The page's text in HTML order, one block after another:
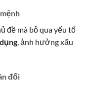
đề mà bỏ qua yếu tố
, ảnh hưởng xấu
đối